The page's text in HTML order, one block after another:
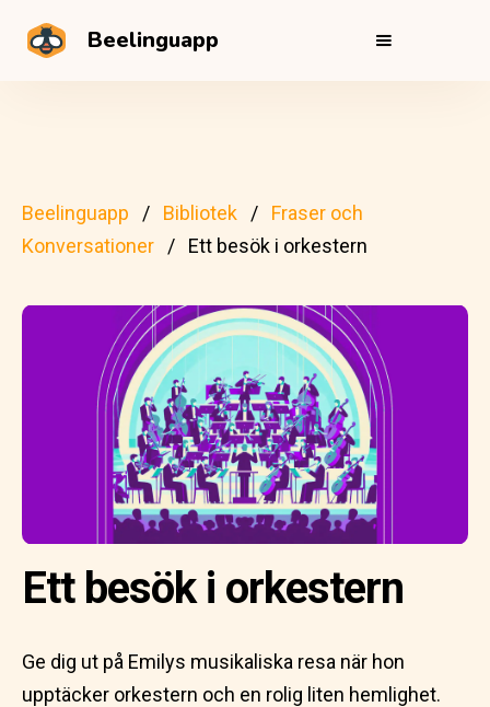
Beelinguapp
Beelinguapp Bibliotek
Fraser och
Konversationer
Ett besök i orkestern
Ett besök i orkestern
Ge dig ut på Emilys musikaliska resa när hon
upptäcker orkestern och en rolig liten hemlighet.